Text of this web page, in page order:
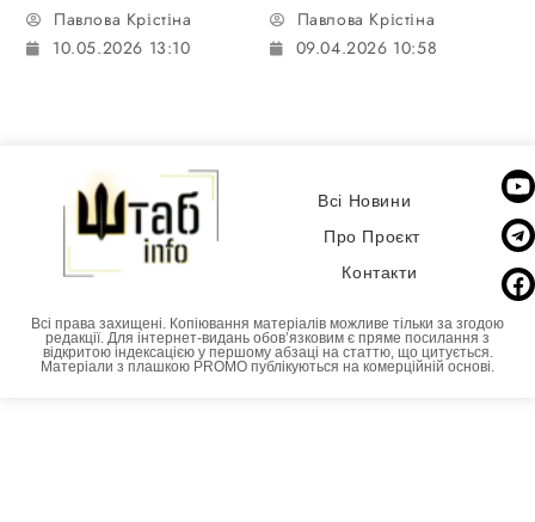
Павлова Крістіна
10.05.2026 13:10
Павлова Крістіна
09.04.2026 10:58
Всі Новини
Про Проєкт
Контакти
Всі права захищені. Копіювання матеріалів можливе тільки за згодою
редакції. Для інтернет-видань обовʼязковим є пряме посилання з
відкритою індексацією у першому абзаці на статтю, що цитується.
Матеріали з плашкою PROMO публікуються на комерційній основі.